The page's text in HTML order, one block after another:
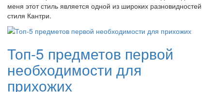
меня этот стиль является одной из широких разновидностей
стиля Кантри.
Топ-5 предметов первой
необходимости для
прихожих